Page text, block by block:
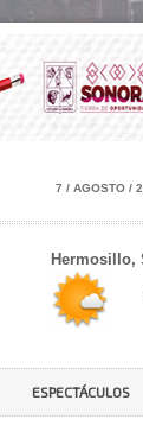
7 / AGOSTO /
Hermosillo,
ESPECTÁCULOS